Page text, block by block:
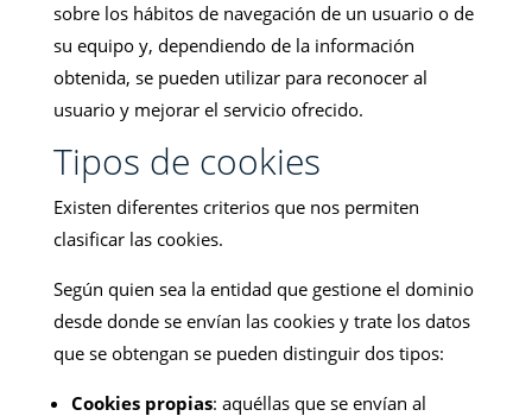
sobre los hábitos de navegación de un usuario o de
su equipo y, dependiendo de la información
obtenida, se pueden utilizar para reconocer al
usuario y mejorar el servicio ofrecido.
Tipos de cookies
Existen diferentes criterios que nos permiten
clasificar las cookies.
Según quien sea la entidad que gestione el dominio
desde donde se envían las cookies y trate los datos
que se obtengan se pueden distinguir dos tipos:
Cookies propias: aquéllas que se envían al